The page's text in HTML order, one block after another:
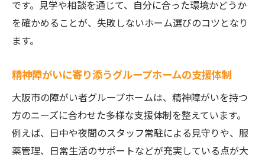
です。見学や相談を通じて、自分に合った環境かどうか
を確かめることが、失敗しないホーム選びのコツとなり
ます。
精神障がいに寄り添うグループホームの支援体制
大阪市の障がい者グループホームは、精神障がいを持つ
方のニーズに合わせた多様な支援体制を整えています。
例えば、日中や夜間のスタッフ常駐による見守りや、服
薬管理、日常生活のサポートなどが充実している点が大